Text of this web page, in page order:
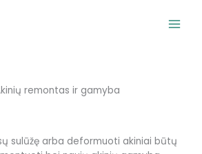
remontas ir gamyba
sulūžę arba deformuoti akiniai būtų